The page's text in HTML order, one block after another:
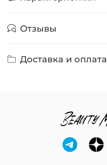
Отзывы
Доставка и оплата